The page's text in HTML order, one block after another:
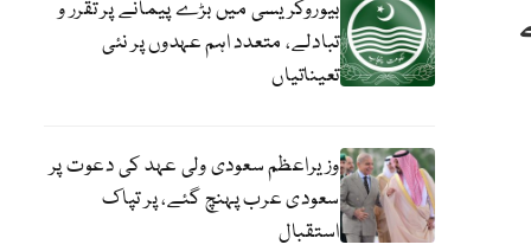
بیوروکریسی میں بڑے پیمانے پر تقرر و
تبادلے، متعدد اہم عہدوں پر نئی
تعیناتیاں
وزیراعظم سعودی ولی عہد کی دعوت پر
سعودی عرب پہنچ گئے، پر تپاک
استقبال